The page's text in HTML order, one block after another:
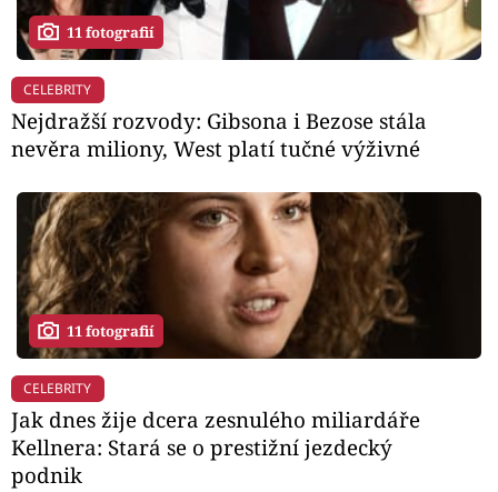
11 fotografií
CELEBRITY
Nejdražší rozvody: Gibsona i Bezose stála
nevěra miliony, West platí tučné výživné
11 fotografií
CELEBRITY
Jak dnes žije dcera zesnulého miliardáře
Kellnera: Stará se o prestižní jezdecký
podnik